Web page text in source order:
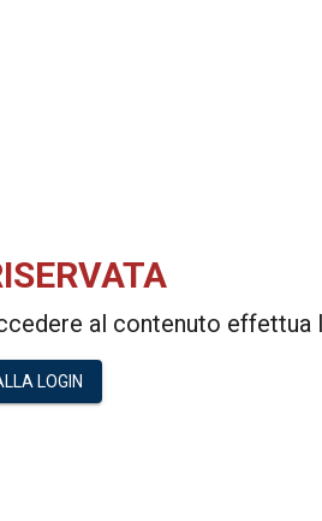
al contenuto effettua
LOGIN